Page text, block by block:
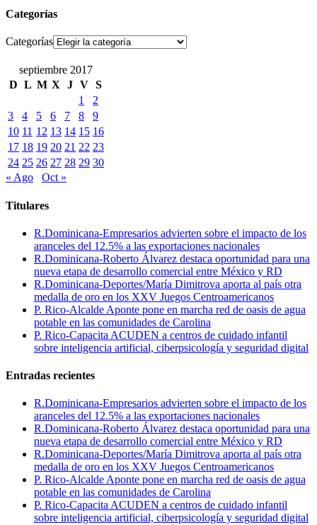
Categorías
Categorías
septiembre 2017
D L M X J V S
1
2
3
4 5 6 7 8
9
10 11 12 13 14 15 16
17 18 19 20 21 22 23
24 25 26 27 28 29 30
« Ago
Oct »
Titulares
R.Dominicana-Empresarios advierten sobre el impacto de los
aranceles del 12.5% a las exportaciones nacionales
R.Dominicana-Roberto Álvarez destaca oportunidad para una
nueva etapa de desarrollo comercial entre México y RD
R.Dominicana-Deportes/María Dimitrova aporta al país otra
medalla de oro en los XXV Juegos Centroamericanos
P. Rico-Alcalde Aponte pone en marcha red de oasis de agua
potable en las comunidades de Carolina
P. Rico-Capacita ACUDEN a centros de cuidado infantil
sobre inteligencia artificial, ciberpsicología y seguridad digital
Entradas recientes
R.Dominicana-Empresarios advierten sobre el impacto de los
aranceles del 12.5% a las exportaciones nacionales
R.Dominicana-Roberto Álvarez destaca oportunidad para una
nueva etapa de desarrollo comercial entre México y RD
R.Dominicana-Deportes/María Dimitrova aporta al país otra
medalla de oro en los XXV Juegos Centroamericanos
P. Rico-Alcalde Aponte pone en marcha red de oasis de agua
potable en las comunidades de Carolina
P. Rico-Capacita ACUDEN a centros de cuidado infantil
sobre inteligencia artificial, ciberpsicología y seguridad digital